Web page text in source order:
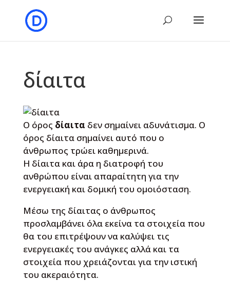
δίαιτα
Ο όρος δίαιτα δεν σημαίνει αδυνάτισμα. Ο
όρος δίαιτα σημαίνει αυτό που ο
άνθρωπος τρώει καθημερινά.
Η δίαιτα και άρα η διατροφή του
ανθρώπου είναι απαραίτητη για την
ενεργειακή και δομική του ομοιόσταση.
Μέσω της δίαιτας ο άνθρωπος
προσλαμβάνει όλα εκείνα τα στοιχεία που
θα του επιτρέψουν να καλύψει τις
ενεργειακές του ανάγκες αλλά και τα
στοιχεία που χρειάζονται για την ιστική
του ακεραιότητα.